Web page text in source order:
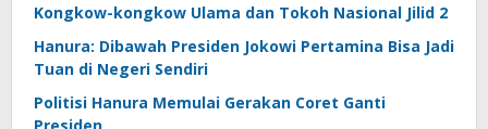
Kongkow-kongkow Ulama dan Tokoh Nasional Jilid 2
Hanura: Dibawah Presiden Jokowi Pertamina Bisa Jadi
Tuan di Negeri Sendiri
Politisi Hanura Memulai Gerakan Coret Ganti
Presiden